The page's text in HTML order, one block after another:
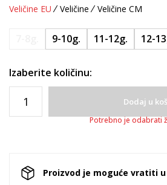
Veličine EU Veličine Veličine CM
9-10g. 11-12g. 12-
Izaberite količinu:
Dodaj u
Potrebno je odabrati
Proizvod je moguće vratiti